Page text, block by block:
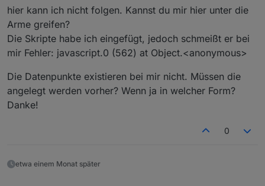
hier kann ich nicht folgen. Kannst du mir hier unter die
Arme greifen?
Die Skripte habe ich eingefügt, jedoch schmeißt er bei
mir Fehler: javascript.0 (562) at Object.<anonymous>
Die Datenpunkte existieren bei mir nicht. Müssen die
angelegt werden vorher? Wenn ja in welcher Form?
Danke!
0
etwa einem Monat später